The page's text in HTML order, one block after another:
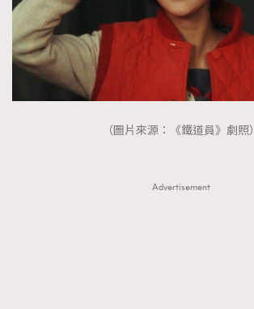
（圖片來源：《鐵道員》劇照）
Advertisement